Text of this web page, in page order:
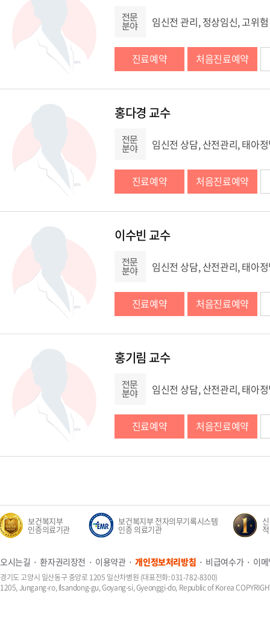
임신전 관리, 정상임신, 고위
진료예약 처음진료예약
홍다경 교수
임신전 상담, 산전관리, 태아
진료예약 처음진료예약
이수빈 교수
임신전 상담, 산전관리, 태아
진료예약 처음진료예약
홍기림 교수
임신전 상담, 산전관리, 태아
진료예약 처음진료예약
보건복지부
인증의료기관
보건복지부 전자의무기록시스템
인증 의료기관
신생
적정
오시는길 환자권리장전 이용약관 개인정보처리방침 비급여수가 이
경기도 고양시 일산동구 중앙로 1205 일산차병원 (대표전화: 031-782-8300)
1205, Jungang-ro, Ilsandong-gu, Goyang-si, Gyeonggi-do, Republic of Korea